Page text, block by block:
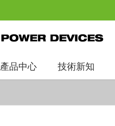
產品中心 技術新知